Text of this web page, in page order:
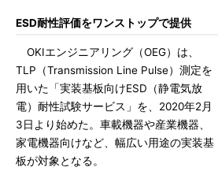
ESD耐性評価をワンストップで提供
OKIエンジニアリング（OEG）は、
TLP（Transmission Line Pulse）測定を
用いた「実装基板向けESD（静電気放
電）耐性試験サービス」を、2020年2月
3日より始めた。車載機器や産業機器、
家電機器向けなど、幅広い用途の実装基
板が対象となる。